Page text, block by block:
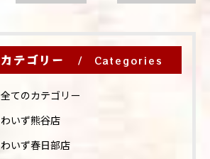
カテゴリー Categories
全てのカテゴリー
わいず熊谷店
わいず春日部店